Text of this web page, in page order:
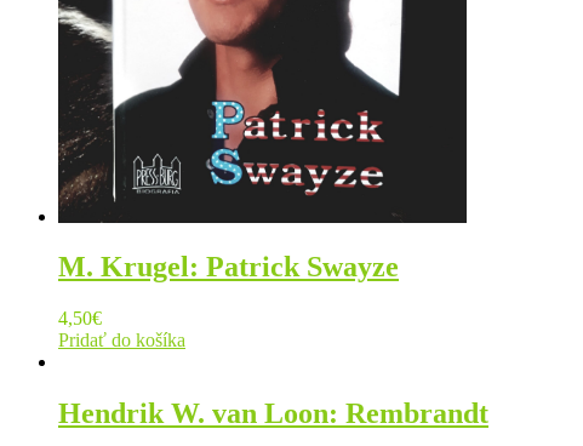
M. Krugel: Patrick Swayze
4,50€
Pridať do košíka
Hendrik W. van Loon: Rembrandt